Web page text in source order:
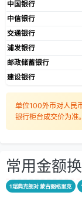
中国银行
中信银行
交通银行
浦发银行
邮政储蓄银行
建设银行
单位100外币对人民
银行柜台成交价为准。
常用金额
1瑞典克朗对 蒙古图格里克